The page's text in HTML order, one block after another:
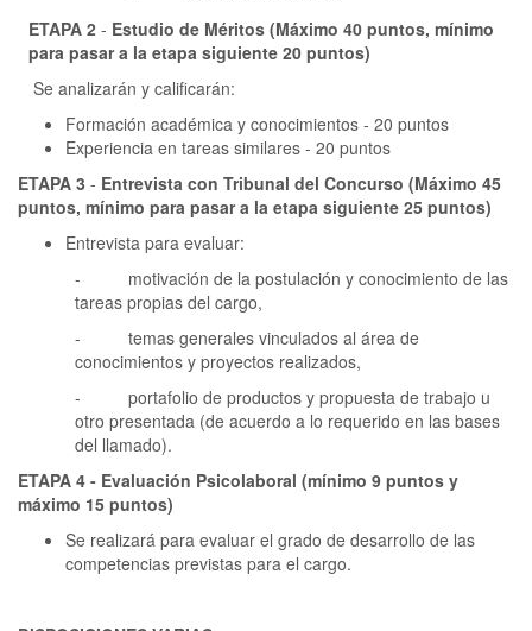
ETAPA 2 - Estudio de Méritos (Máximo 40 puntos, mínimo
para pasar a la etapa siguiente 20 puntos)
Se analizarán y calificarán:
Formación académica y conocimientos - 20 puntos
Experiencia en tareas similares - 20 puntos
ETAPA 3 - Entrevista con Tribunal del Concurso (Máximo 45
puntos, mínimo para pasar a la etapa siguiente 25 puntos)
Entrevista para evaluar:
- motivación de la postulación y conocimiento de las
tareas propias del cargo,
- temas generales vinculados al área de
conocimientos y proyectos realizados,
- portafolio de productos y propuesta de trabajo u
otro presentada (de acuerdo a lo requerido en las bases
del llamado).
ETAPA 4 - Evaluación Psicolaboral (mínimo 9 puntos y
máximo 15 puntos)
Se realizará para evaluar el grado de desarrollo de las
competencias previstas para el cargo.